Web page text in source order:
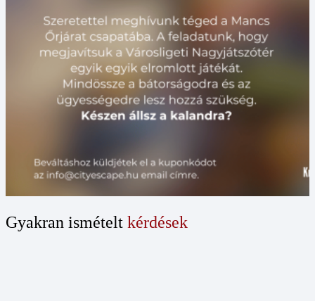
Gyakran ismételt kérdések